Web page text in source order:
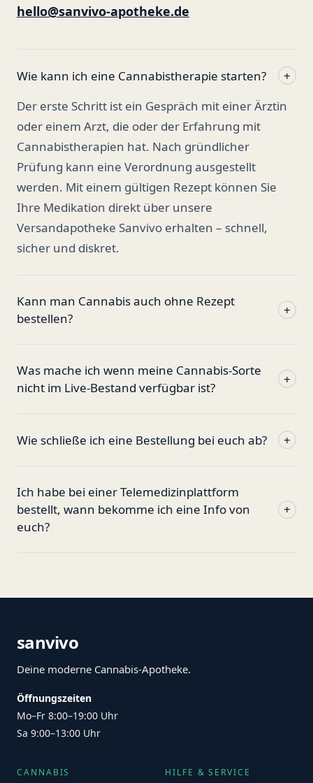
hello@sanvivo-apotheke.de
Wie kann ich eine Cannabistherapie starten?
+
Der erste Schritt ist ein Gespräch mit einer Ärztin
oder einem Arzt, die oder der Erfahrung mit
Cannabistherapien hat. Nach gründlicher
Prüfung kann eine Verordnung ausgestellt
werden. Mit einem gültigen Rezept können Sie
Ihre Medikation direkt über unsere
Versandapotheke Sanvivo erhalten – schnell,
sicher und diskret.
Kann man Cannabis auch ohne Rezept
bestellen?
+
Was mache ich wenn meine Cannabis-Sorte
nicht im Live-Bestand verfügbar ist?
+
Wie schließe ich eine Bestellung bei euch ab? +
Ich habe bei einer Telemedizinplattform
bestellt, wann bekomme ich eine Info von
euch?
+
sanvivo
Deine moderne Cannabis-Apotheke.
Öffnungszeiten
Mo–Fr 8:00–19:00 Uhr
Sa 9:00–13:00 Uhr
CANNABIS HILFE & SERVICE